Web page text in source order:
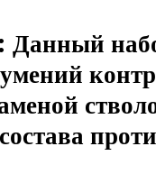
Данный
умений